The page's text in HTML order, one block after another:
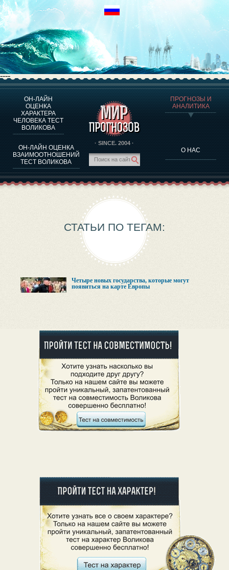
----
ОН-ЛАЙН
ОЦЕНКА
ХАРАКТЕРА
ЧЕЛОВЕКА ТЕСТ
ВОЛИКОВА
ОН-ЛАЙН ОЦЕНКА
ВЗАИМООТНОШЕНИЙ
ТЕСТ ВОЛИКОВА
· SINCE. 2004 ·
ПРОГНОЗЫ И
АНАЛИТИКА
О НАС
О ПРОГРАММЕ
ОЦЕНКА ХАРАКТЕРA ЧЕЛОВЕКА
ОЦЕНКА ХАРАКТЕРА ВЫДАЮЩИХСЯ ЛИЧНОСТЕЙ
О ПРОГРАММЕ
ТЕСТ НА СОВМЕСТИМОСТЬ ВОЛИКОВА
ПРОГНОЗЫ И АНАЛИТИКА
СТАТЬИ ПО ТЕГАМ:
Четыре новых государства, которые могут
появиться на карте Европы